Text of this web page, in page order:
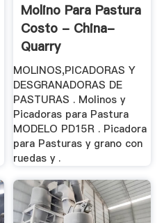
Molino Para Pastura
Costo - China-
Quarry
MOLINOS,PICADORAS Y
DESGRANADORAS DE
PASTURAS . Molinos y
Picadoras para Pastura
MODELO PD15R . Picadora
para Pasturas y grano con
ruedas y .